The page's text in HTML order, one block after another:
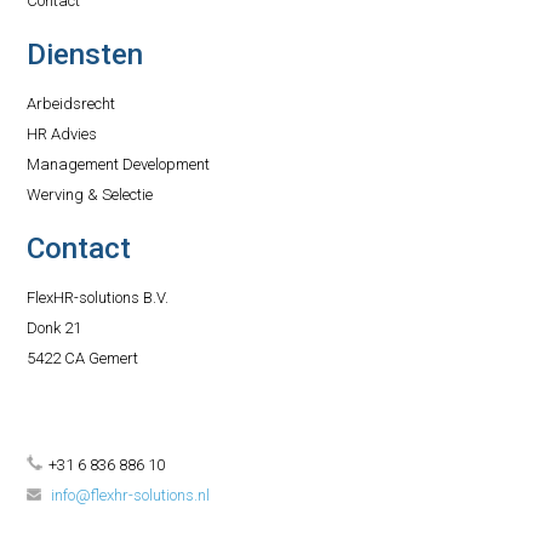
Diensten
Arbeidsrecht
HR Advies
Management Development
Werving & Selectie
Contact
FlexHR-solutions B.V.
Donk 21
5422 CA Gemert
+31 6 836 886 10
info@flexhr-solutions.nl